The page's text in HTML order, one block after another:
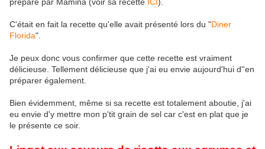
C'était en fait la recette qu'elle avait présenté lors du "Diner
Florida".
Je peux donc vous confirmer que cette recette est vraiment
délicieuse. Tellement délicieuse que j'ai eu envie aujourd'hui d''en
préparer également.
Bien évidemment, même si sa recette est totalement aboutie, j'ai
eu envie d'y mettre mon p'tit grain de sel car c'est en plat que je
le présente ce soir.